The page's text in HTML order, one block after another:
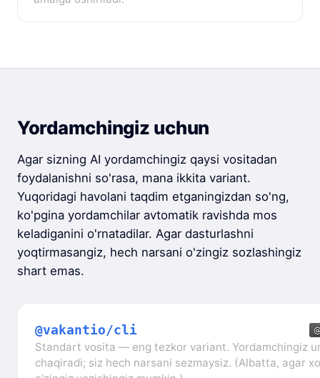
Yordamchingiz uchun
Agar sizning AI yordamchingiz qaysi vositadan
foydalanishni so'rasa, mana ikkita variant.
Yuqoridagi havolani taqdim etganingizdan so'ng,
ko'pgina yordamchilar avtomatik ravishda mos
keladiganini o'rnatadilar. Agar dasturlashni
yoqtirmasangiz, hech narsani o'zingiz sozlashingiz
shart emas.
@vakantio/cli
Standart vosita — eng tezkor variant. Yordamchingiz
chaqiradi; siz hech narsani sezmaysiz. (Albatta, agar